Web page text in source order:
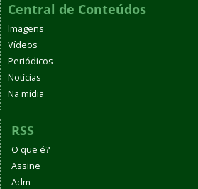
Central de Conteúdos
Imagens
Vídeos
Periódicos
Notícias
Na mídia
RSS
O que é?
Assine
Adm